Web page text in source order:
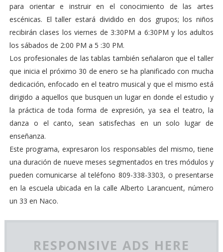
para orientar e instruir en el conocimiento de las artes
escénicas. El taller estará dividido en dos grupos; los niños
recibirán clases los viernes de 3:30PM a 6:30PM y los adultos
los sábados de 2:00 PM a 5 :30 PM.
Los profesionales de las tablas también señalaron que el taller
que inicia el próximo 30 de enero se ha planificado con mucha
dedicación, enfocado en el teatro musical y que el mismo está
dirigido a aquellos que busquen un lugar en donde el estudio y
la práctica de toda forma de expresión, ya sea el teatro, la
danza o el canto, sean satisfechas en un solo lugar de
enseñanza.
Este programa, expresaron los responsables del mismo, tiene
una duración de nueve meses segmentados en tres módulos y
pueden comunicarse al teléfono 809-338-3303, o presentarse
en la escuela ubicada en la calle Alberto Larancuent, número
un 33 en Naco.
RESPONSIVE ADS HERE